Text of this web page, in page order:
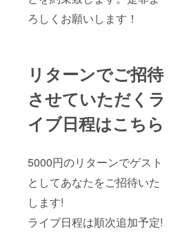
ろしくお願いします！
リターンでご招待
させていただくラ
イブ日程はこちら
5000円のリターンでゲスト
としてあなたをご招待いた
します!
ライブ日程は順次追加予定!